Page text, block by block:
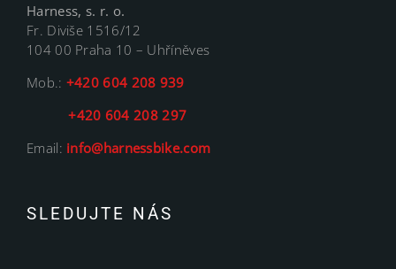
Harness, s. r. o.
Fr. Diviše 1516/12
104 00 Praha 10 – Uhříněves
Mob.: +420 604 208 939
+420 604 208 297
Email: info@harnessbike.com
SLEDUJTE NÁS